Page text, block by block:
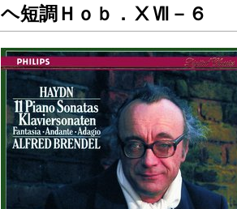
ヘ短調Ｈｏｂ．ⅩⅦ－６